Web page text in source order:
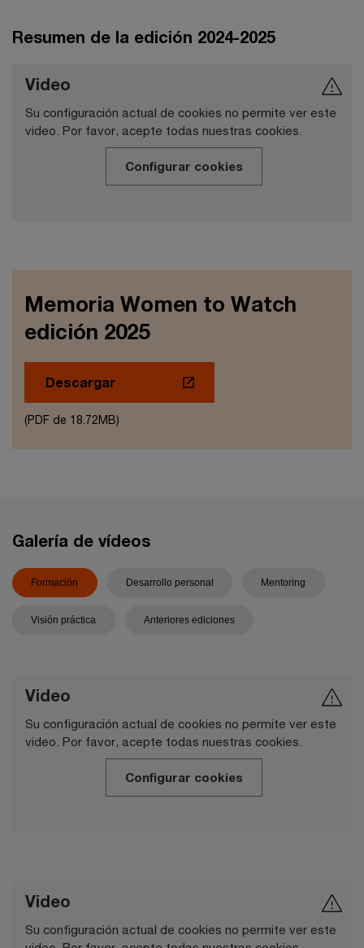
Resumen de la edición 2024-2025
Video
Su configuración actual de cookies no permite ver este
video. Por favor, acepte todas nuestras cookies.
Configurar cookies
Memoria Women to Watch
edición 2025
Descargar
(PDF de 18.72MB)
Galería de vídeos
Formación Desarrollo personal Mentoring
Visión práctica Anteriores ediciones
Video
Su configuración actual de cookies no permite ver este
video. Por favor, acepte todas nuestras cookies.
Configurar cookies
Video
Su configuración actual de cookies no permite ver este